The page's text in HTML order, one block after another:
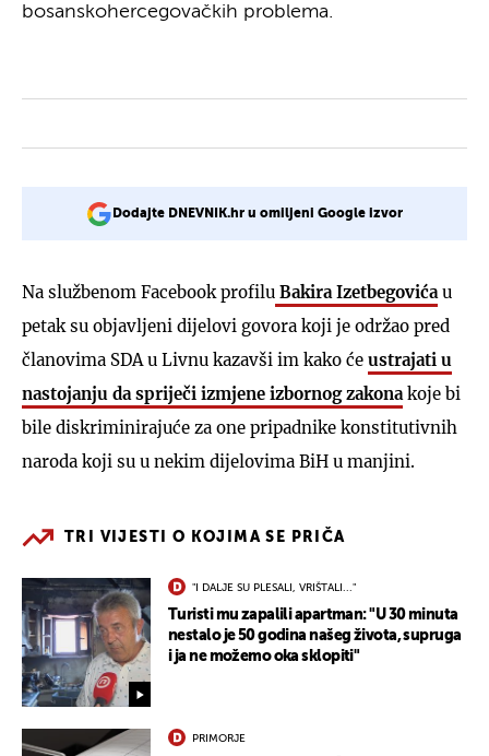
bosanskohercegovačkih problema.
Dodajte DNEVNIK.hr u omiljeni Google izvor
Na službenom Facebook profilu Bakira Izetbegovića u
petak su objavljeni dijelovi govora koji je održao pred
članovima SDA u Livnu kazavši im kako će ustrajati u
nastojanju da spriječi izmjene izbornog zakona koje bi
bile diskriminirajuće za one pripadnike konstitutivnih
naroda koji su u nekim dijelovima BiH u manjini.
TRI VIJESTI O KOJIMA SE PRIČA
"I DALJE SU PLESALI, VRIŠTALI..."
Turisti mu zapalili apartman: "U 30 minuta
nestalo je 50 godina našeg života, supruga
i ja ne možemo oka sklopiti"
PRIMORJE